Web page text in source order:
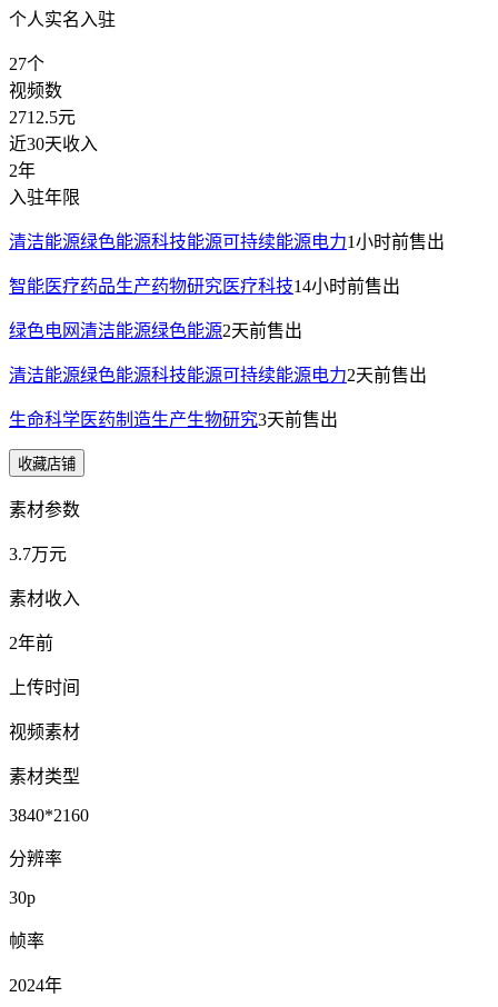
个人实名入驻
27个
视频数
2712.5元
近30天收入
2年
入驻年限
清洁能源绿色能源科技能源可持续能源电力1小时前售出
智能医疗药品生产药物研究医疗科技14小时前售出
绿色电网清洁能源绿色能源2天前售出
清洁能源绿色能源科技能源可持续能源电力2天前售出
生命科学医药制造生产生物研究3天前售出
收藏店铺
素材参数
3.7万元
素材收入
2年前
上传时间
视频素材
素材类型
3840*2160
分辨率
30p
帧率
2024年